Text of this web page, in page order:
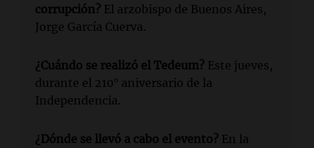
corrupción? El arzobispo de Buenos Aires,
Jorge García Cuerva.
¿Cuándo se realizó el Tedeum? Este jueves,
durante el 210° aniversario de la
Independencia.
¿Dónde se llevó a cabo el evento? En la